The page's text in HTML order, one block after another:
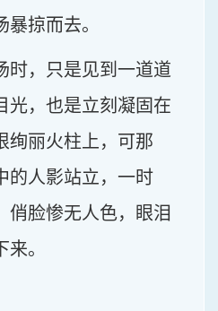
掠而去。
时，只是见到一道道
光，也是立刻凝固在
绚丽火柱上，可那
的人影站立，一时
俏脸惨无人色，眼泪
。